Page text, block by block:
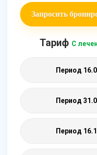
Запросить
Тариф С
Период
Период
Период